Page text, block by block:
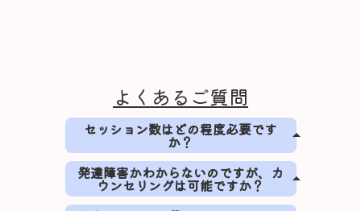
よくあるご質問
セッション数はどの程度必要です
か？ arrow_drop_up
人により異なりますが、初回に課題を整
理し、その後に２〜４セッション実施す
ることが目安になります。
発達障害かわからないのですが、カ
ウンセリングは可能ですか？ arrow_drop_up